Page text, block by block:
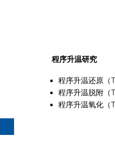
程序升温研究
程序升温还原（
程序升温脱附（
程序升温氧化（